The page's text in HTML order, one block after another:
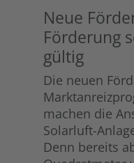
Neue
Förderung
gültig
Die neuen
machen die
Solarluft-
Denn bereits